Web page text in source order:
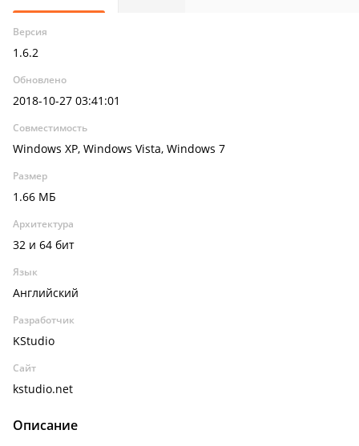
Версия
1.6.2
Обновлено
2018-10-27 03:41:01
Совместимость
Windows XP, Windows Vista, Windows 7
Размер
1.66 МБ
Архитектура
32 и 64 бит
Язык
Английский
Разработчик
KStudio
Сайт
kstudio.net
Описание